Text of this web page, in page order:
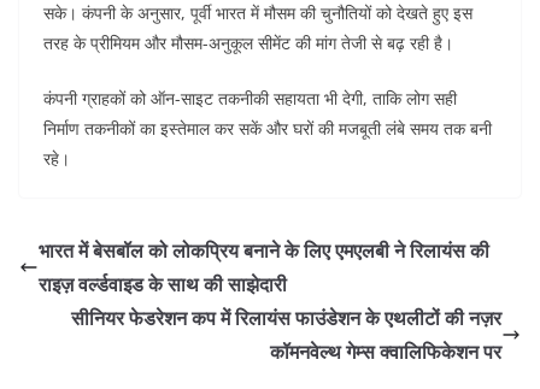
सके। कंपनी के अनुसार, पूर्वी भारत में मौसम की चुनौतियों को देखते हुए इस
तरह के प्रीमियम और मौसम-अनुकूल सीमेंट की मांग तेजी से बढ़ रही है।
कंपनी ग्राहकों को ऑन-साइट तकनीकी सहायता भी देगी, ताकि लोग सही
निर्माण तकनीकों का इस्तेमाल कर सकें और घरों की मजबूती लंबे समय तक बनी
रहे।
भारत में बेसबॉल को लोकप्रिय बनाने के लिए एमएलबी ने रिलायंस की
राइज़ वर्ल्डवाइड के साथ की साझेदारी
सीनियर फेडरेशन कप में रिलायंस फाउंडेशन के एथलीटों की नज़र
कॉमनवेल्थ गेम्स क्वालिफिकेशन पर